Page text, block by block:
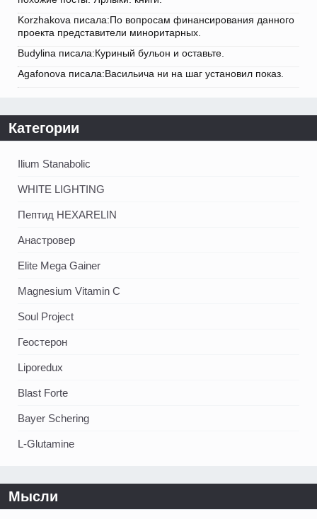
Korzhakova писала:По вопросам финансирования данного
проекта представители миноритарных.
Budylina писала:Куриный бульон и оставьте.
Agafonova писала:Васильича ни на шаг установил показ.
Категории
Ilium Stanabolic
WHITE LIGHTING
Пептид HEXARELIN
Анастровер
Elite Mega Gainer
Magnesium Vitamin C
Soul Project
Геостерон
Liporedux
Blast Forte
Bayer Schering
L-Glutamine
Мысли